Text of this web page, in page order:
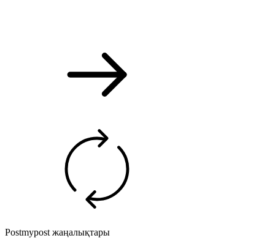
Postmypost жаңалықтары